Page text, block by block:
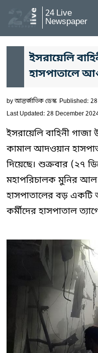
24 Live
Newspaper
ইসরায়েলি
হাসপাতালে
byআন্তর্জাতিক ডেস্ক Published:
Last Updated: 28 December
ইসরায়েলি বাহিনী
কামাল আদওয়ান
দিয়েছে। শুক্রবার (২৭
মহাপরিচালক মুনির আল
হাসপাতালের বড়
কর্মীদের হাসপাতাল